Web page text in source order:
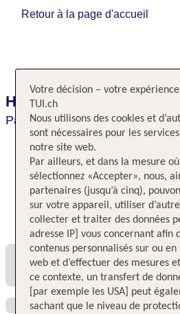
Retour à la page d'accueil
Hotel du Collectionneur
Paris,Paris,France
Toutes les offres et
Votre décision – votre
TUI.ch
Nous utilisons des cookies et
sont nécessaires pour les
notre site web.
Par ailleurs, et dans la mesure
sélectionnez «Accepter», nous,
partenaires (jusqu’à cinq),
sur votre appareil, utiliser
collecter et traiter des données
adresse IP] vous concernant afin
contenus personnalisés sur ou
web et d’effectuer des mesures
ce contexte, un transfert de
[par exemple les USA] peut
sachant que le niveau de